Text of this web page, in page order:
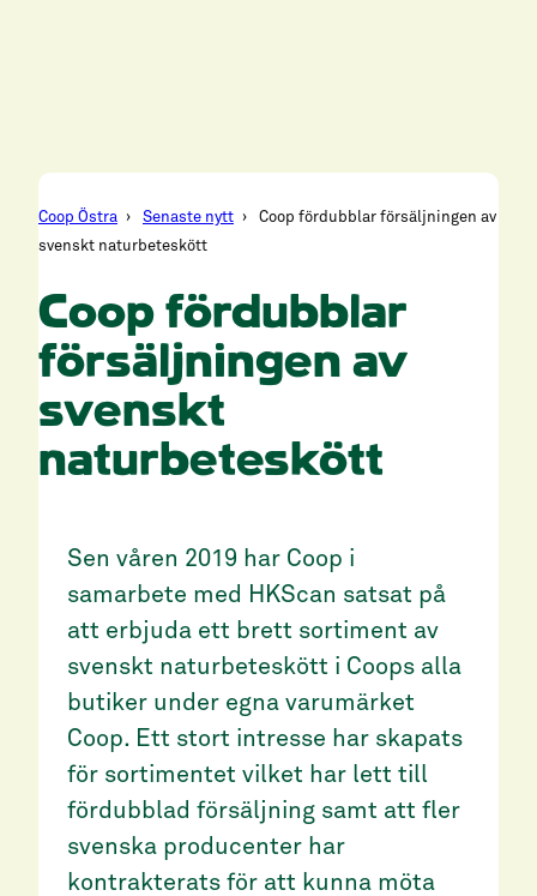
Coop Östra Senaste nytt
Coop fördubblar försäljningen av
svenskt naturbeteskött
Coop fördubblar
försäljningen av
svenskt
naturbeteskött
Sen våren 2019 har Coop i
samarbete med HKScan satsat på
att erbjuda ett brett sortiment av
svenskt naturbeteskött i Coops alla
butiker under egna varumärket
Coop. Ett stort intresse har skapats
för sortimentet vilket har lett till
fördubblad försäljning samt att fler
svenska producenter har
kontrakterats för att kunna möta